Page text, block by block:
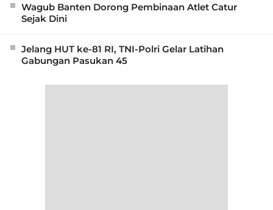
Wagub Banten Dorong Pembinaan Atlet Catur
Sejak Dini
Jelang HUT ke-81 RI, TNI-Polri Gelar Latihan
Gabungan Pasukan 45